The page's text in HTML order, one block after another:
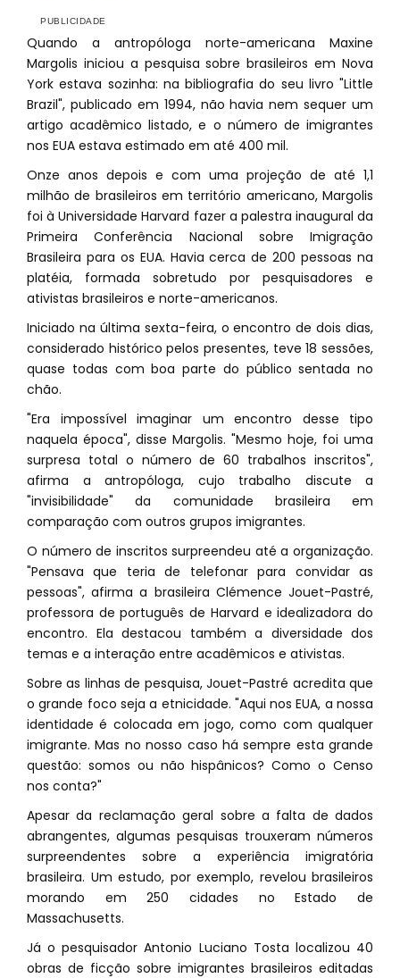
Quando a antropóloga norte-americana Maxine
Margolis iniciou a pesquisa sobre brasileiros em Nova
York estava sozinha: na bibliografia do seu livro "Little
Brazil", publicado em 1994, não havia nem sequer um
artigo acadêmico listado, e o número de imigrantes
nos EUA estava estimado em até 400 mil.
Onze anos depois e com uma projeção de até 1,1
milhão de brasileiros em território americano, Margolis
foi à Universidade Harvard fazer a palestra inaugural da
Primeira Conferência Nacional sobre Imigração
Brasileira para os EUA. Havia cerca de 200 pessoas na
platéia, formada sobretudo por pesquisadores e
ativistas brasileiros e norte-americanos.
Iniciado na última sexta-feira, o encontro de dois dias,
considerado histórico pelos presentes, teve 18 sessões,
quase todas com boa parte do público sentada no
chão.
"Era impossível imaginar um encontro desse tipo
naquela época", disse Margolis. "Mesmo hoje, foi uma
surpresa total o número de 60 trabalhos inscritos",
afirma a antropóloga, cujo trabalho discute a
"invisibilidade" da comunidade brasileira em
comparação com outros grupos imigrantes.
O número de inscritos surpreendeu até a organização.
"Pensava que teria de telefonar para convidar as
pessoas", afirma a brasileira Clémence Jouet-Pastré,
professora de português de Harvard e idealizadora do
encontro. Ela destacou também a diversidade dos
temas e a interação entre acadêmicos e ativistas.
Sobre as linhas de pesquisa, Jouet-Pastré acredita que
o grande foco seja a etnicidade. "Aqui nos EUA, a nossa
identidade é colocada em jogo, como com qualquer
imigrante. Mas no nosso caso há sempre esta grande
questão: somos ou não hispânicos? Como o Censo
nos conta?"
Apesar da reclamação geral sobre a falta de dados
abrangentes, algumas pesquisas trouxeram números
surpreendentes sobre a experiência imigratória
brasileira. Um estudo, por exemplo, revelou brasileiros
morando em 250 cidades no Estado de
Massachusetts.
Já o pesquisador Antonio Luciano Tosta localizou 40
obras de ficção sobre imigrantes brasileiros editadas